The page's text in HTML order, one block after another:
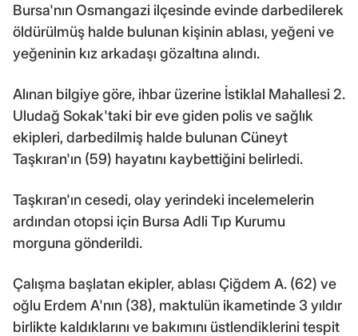
Bursa'nın Osmangazi ilçesinde evinde darbedilerek
öldürülmüş halde bulunan kişinin ablası, yeğeni ve
yeğeninin kız arkadaşı gözaltına alındı.
Alınan bilgiye göre, ihbar üzerine İstiklal Mahallesi 2.
Uludağ Sokak'taki bir eve giden polis ve sağlık
ekipleri, darbedilmiş halde bulunan Cüneyt
Taşkıran'ın (59) hayatını kaybettiğini belirledi.
Taşkıran'ın cesedi, olay yerindeki incelemelerin
ardından otopsi için Bursa Adli Tıp Kurumu
morguna gönderildi.
Çalışma başlatan ekipler, ablası Çiğdem A. (62) ve
oğlu Erdem A'nın (38), maktulün ikametinde 3 yıldır
birlikte kaldıklarını ve bakımını üstlendiklerini tespit